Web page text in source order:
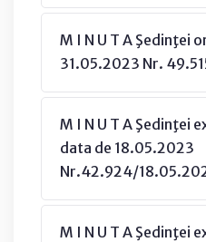
M I N U T A Şedinţei
31.05.2023 Nr.
M I N U T A Şedinţei
data de 18.05.2023
Nr.42.924/
M I N U T A Şedinţei